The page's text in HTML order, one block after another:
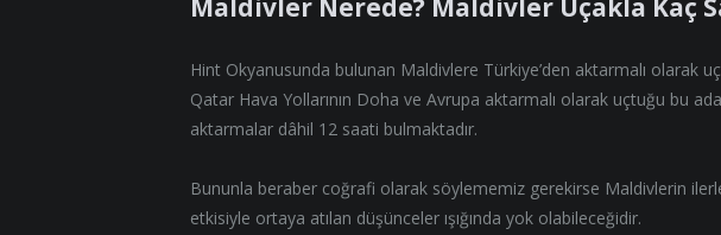
Hint Okyanusunda bulunan Maldivlere Türkiye’den aktarmalı olarak
Qatar Hava Yollarının Doha ve Avrupa aktarmalı olarak uçtuğu bu
aktarmalar dâhil 12 saati bulmaktadır.
Bununla beraber coğrafi olarak söylememiz gerekirse Maldivlerin
etkisiyle ortaya atılan düşünceler ışığında yok olabileceğidir.